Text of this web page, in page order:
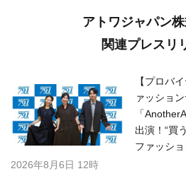
アトワジャパン
関連プレスリ
【プロバ
ァッショ
「
出演！“買
ファッショ
2026年8月6日 12時